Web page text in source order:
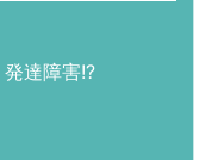
達障害!?